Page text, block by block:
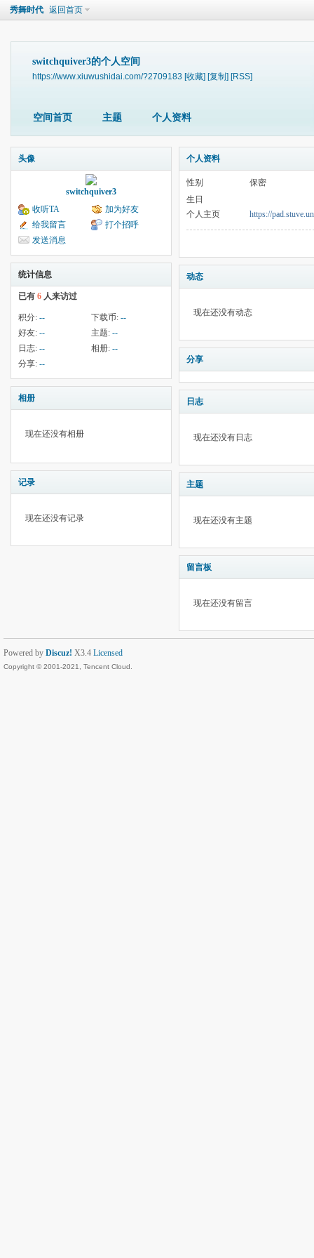
秀舞时代 返回首页
switchquiver3的个人空间
https://www.xiuwushidai.com/?2709183 [收藏] [复制] [RSS]
空间首页 主题 个人资料
头像
switchquiver3
收听TA
加为好友
给我留言
打个招呼
发送消息
统计信息
已有 6 人来访过
积分: -- 下载币: --
好友: -- 主题: --
日志: -- 相册: --
分享: --
相册
现在还没有相册
记录
现在还没有记录
个人资料
性别
保密
生日
个人主页
https://
动态
现在还没有动态
分享
日志
现在还没有日志
主题
现在还没有主题
留言板
现在还没有留言
Powered by Discuz! X3.4 Licensed
Copyright © 2001-2021, Tencent Cloud.